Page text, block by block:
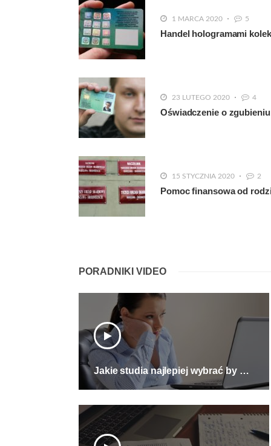
1 MARCA 2020 5
Handel hologramami
23 LUTEGO 2020 4
Oświadczenie o
15 STYCZNIA 2020 2
Pomoc finansowa od
PORADNIKI VIDEO
Jakie studia najlepiej wybrać by nie żałować